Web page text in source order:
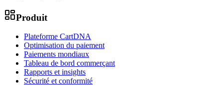
Produit
Plateforme CartDNA
Optimisation du paiement
Paiements mondiaux
Tableau de bord commerçant
Rapports et insights
Sécurité et conformité